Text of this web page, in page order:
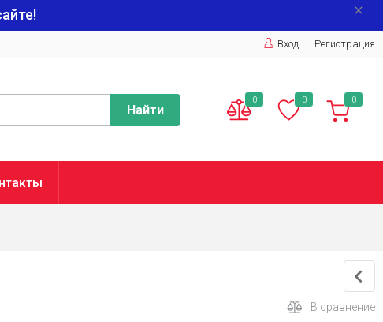
Вход Регистрация
Найти
0 0 0
В сравнение